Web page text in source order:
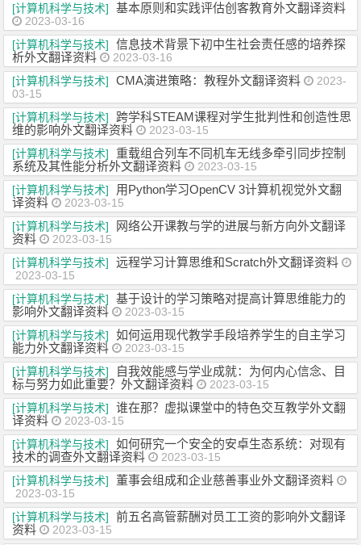
[计算机科学与技术]
基本原则和实践评估创客教育外文翻译资料
2023-03-16
[计算机科学与技术]
信息技术背景下初中生社会责任感的培养探
析外文翻译资料
2023-03-16
[计算机科学与技术]
CMA演进策略：教程外文翻译资料
2023-
03-15
[计算机科学与技术]
跨学科STEAM课程对学生批判性和创造性思
维的影响外文翻译资料
2023-03-15
[计算机科学与技术]
重载组合列车不同机车无线多牵引同步控制
系统及其性能分析外文翻译资料
2023-03-15
[计算机科学与技术]
用Python学习OpenCV 3计算机视觉外文翻
译资料
2023-03-15
[计算机科学与技术]
网络公开课教与学的进展与新方向外文翻译
资料
2023-03-15
[计算机科学与技术]
远程学习计算思维和Scratch外文翻译资料
2023-03-15
[计算机科学与技术]
基于设计的学习策略对提高计算思维能力的
影响外文翻译资料
2023-03-15
[计算机科学与技术]
如何运用现代教学手段培养学生的自主学习
能力外文翻译资料
2023-03-15
[计算机科学与技术]
自我效能感与学业成就：为何内心信念、目
标与努力如此重要？外文翻译资料
2023-03-15
[计算机科学与技术]
谁在那？虚拟课堂中的特色交互教学外文翻
译资料
2023-03-15
[计算机科学与技术]
如何研究一个安全的安卓生态系统：对现有
技术的调查外文翻译资料
2023-03-15
[计算机科学与技术]
董事会组成和企业慈善事业外文翻译资料
2023-03-15
[计算机科学与技术]
前五名高管薪酬对员工工资的影响外文翻译
资料
2023-03-15